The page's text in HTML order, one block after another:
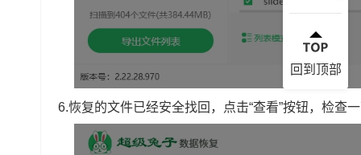
6.恢复的文件已经安全找回，点击“查看”按钮，检查
回到顶部